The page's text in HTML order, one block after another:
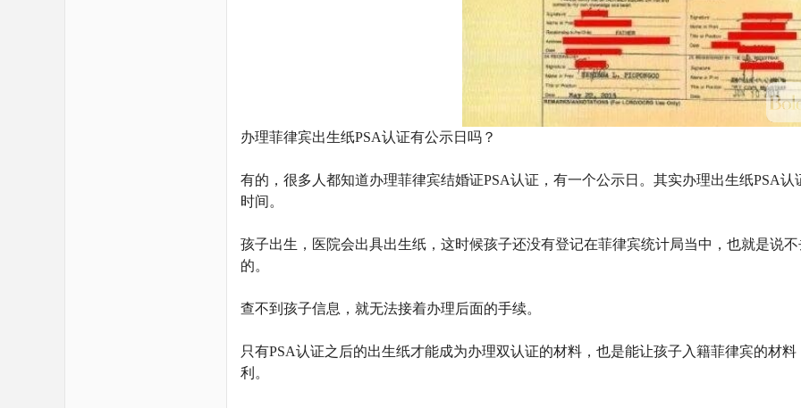
办理菲律宾出生纸PSA认证有公示日吗？
有的，很多人都知道办理菲律宾结婚证PSA认证，有一个公示日。其实办理出生纸PSA
时间。
孩子出生，医院会出具出生纸，这时候孩子还没有登记在菲律宾统计局当中，也就是说
的。
查不到孩子信息，就无法接着办理后面的手续。
只有PSA认证之后的出生纸才能成为办理双认证的材料，也是能让孩子入籍菲律宾的材
利。